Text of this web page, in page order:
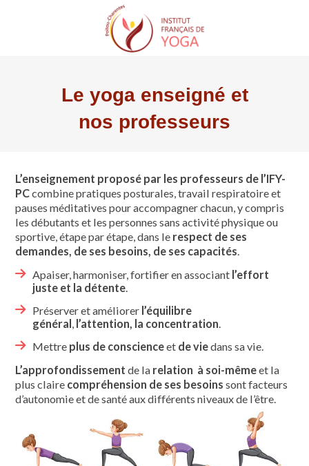
Qui sommes-nous
Bureau & CA
Nous contacter
Les actualités
Le yoga enseigné et nos professeurs
Bibliothèque
IFY National
Trouver un cours
Trouver un professeur
Trouver un stage
Trouver une formation
Formateurs agréés
Pré-requis
Le yoga enseigné et
nos professeurs
L’enseignement proposé par les professeurs de l’IFY-
PCcombine pratiques posturales, travail respiratoire et
pauses méditatives pour accompagner chacun, y compris
les débutants et les personnes sans activité physique ou
sportive, étape par étape, dans le respect de ses
demandes, de ses besoins, de ses capacités
Apaiser, harmoniser, fortifier en associant l’effort
juste et la détente.
Préserver et améliorer l’équilibre
général l’attention, la concentration
Mettre plus de conscienceetde viedans sa vie.
L’approfondissement de la relation à soi-mêmeet la
plus claire compréhension de ses besoins sont facteurs
d’autonomie et de santé aux différents niveaux de l’être.